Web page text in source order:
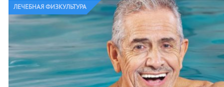
ЛЕЧЕБНАЯ ФИЗКУЛЬТУРА